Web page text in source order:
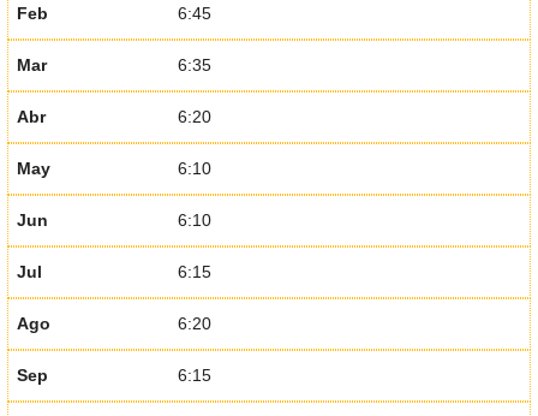
Feb 6:45
Mar 6:35
Abr 6:20
May 6:10
Jun 6:10
Jul 6:15
Ago 6:20
Sep 6:15